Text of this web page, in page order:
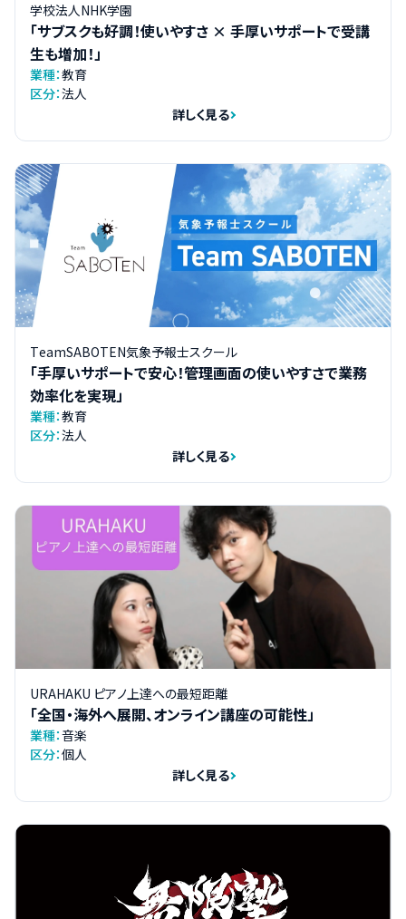
学校法人NHK学園
「サブスクも好調！使いやすさ × 手厚いサポートで受講
生も増加！」
業種：教育
区分：法人
詳しく見る
TeamSABOTEN気象予報士スクール
「手厚いサポートで安心！管理画面の使いやすさで業務
効率化を実現」
業種：教育
区分：法人
詳しく見る
URAHAKU ピアノ上達への最短距離
「全国・海外へ展開、オンライン講座の可能性」
業種：音楽
区分：個人
詳しく見る